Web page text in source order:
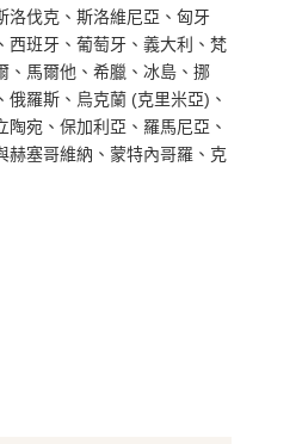
洛伐克、斯洛維尼亞、匈牙
西班牙、葡萄牙、義大利、梵
、馬爾他、希臘、冰島、挪
俄羅斯、烏克蘭 (克里米亞)、
陶宛、保加利亞、羅馬尼亞、
赫塞哥維納、蒙特內哥羅、克